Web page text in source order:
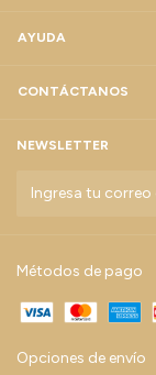
AYUDA
CONTÁCTANOS
NEWSLETTER
Métodos de pago
Opciones de envío